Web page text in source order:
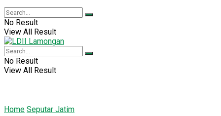
No Result
View All Result
No Result
View All Result
Home Seputar Jatim